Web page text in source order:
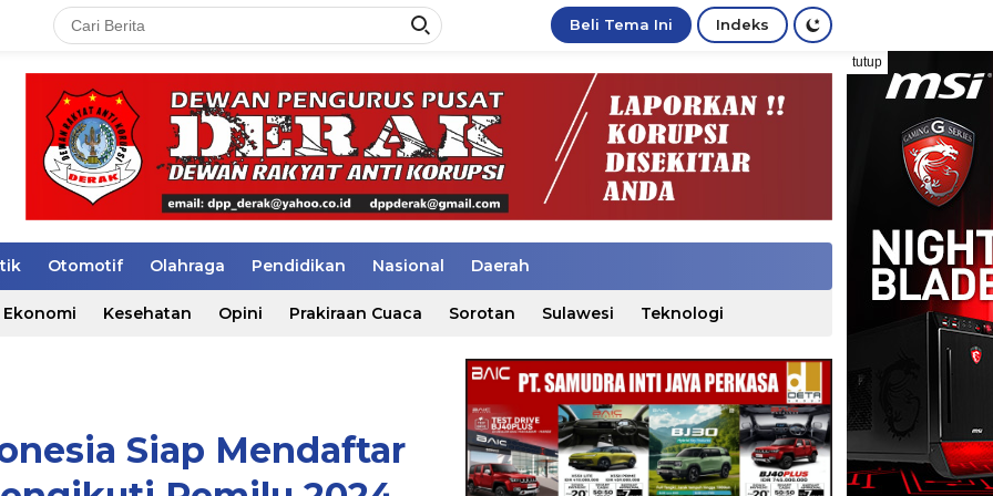
Beli Tema Ini Indeks
tutup
Otomotif Olahraga Pendidikan Nasional Daerah
Ekonomi Kesehatan Opini Prakiraan Cuaca Sorotan Sulawesi Teknologi
Siap Mendaftar